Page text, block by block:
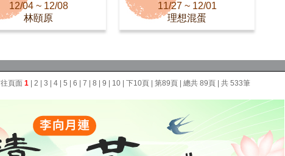
12/04 ~ 12/08
林頤原
11/27 ~ 12/01
理想混蛋
頁面 1| 2 3 4| 5 6 7 8 9 10| 下10頁| 第89頁| 總共 89頁 | 共 533筆